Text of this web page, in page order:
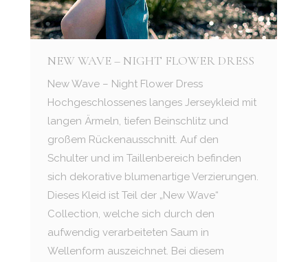
NEW WAVE – NIGHT FLOWER DRESS
New Wave – Night Flower Dress
Hochgeschlossenes langes Jerseykleid mit
langen Ärmeln, tiefen Beinschlitz und
großem Rückenausschnitt. Auf den
Schulter und im Taillenbereich befinden
sich dekorative blumenartige Verzierungen.
Dieses Kleid ist Teil der „New Wave“
Collection, welche sich durch den
aufwendig verarbeiteten Saum in
Wellenform auszeichnet. Bei diesem